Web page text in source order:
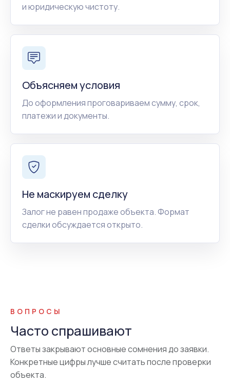
и юридическую чистоту.
Объясняем условия
До оформления проговариваем сумму, срок,
платежи и документы.
Не маскируем сделку
Залог не равен продаже объекта. Формат
сделки обсуждается открыто.
ВОПРОСЫ
Часто спрашивают
Ответы закрывают основные сомнения до заявки.
Конкретные цифры лучше считать после проверки
объекта.